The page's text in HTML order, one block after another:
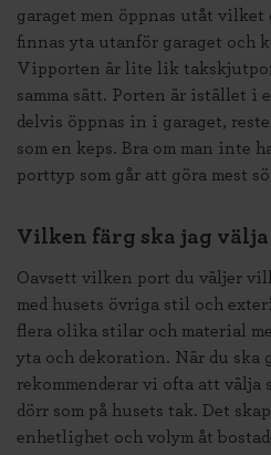
garaget men öppnas utåt vilket
finnas yta utanför garaget och
Vipporten är lite lik
samma sätt. Porten är istället i
delvis öppnas in i garaget,
som en keps. Bra om man inte
porttyp som går att göra mest
Vilken färg ska jag
Oavsett vilken port du väljer
med husets övriga stil och
flera olika stilar och material
yta och dekoration. När du ska
rekommenderar vi ofta att välja
dörr som på husets tak. Det
enhetlighet och volym åt